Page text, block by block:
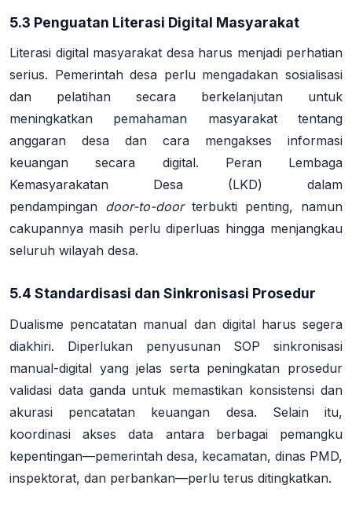
5.3 Penguatan Literasi Digital Masyarakat
Literasi digital masyarakat desa harus menjadi perhatian
serius. Pemerintah desa perlu mengadakan sosialisasi
dan pelatihan secara berkelanjutan untuk
meningkatkan pemahaman masyarakat tentang
anggaran desa dan cara mengakses informasi
keuangan secara digital. Peran Lembaga
Kemasyarakatan Desa (LKD) dalam
pendampingan door-to-doorterbukti penting, namun
cakupannya masih perlu diperluas hingga menjangkau
seluruh wilayah desa.
5.4 Standardisasi dan Sinkronisasi Prosedur
Dualisme pencatatan manual dan digital harus segera
diakhiri. Diperlukan penyusunan SOP sinkronisasi
manual-digital yang jelas serta peningkatan prosedur
validasi data ganda untuk memastikan konsistensi dan
akurasi pencatatan keuangan desa. Selain itu,
koordinasi akses data antara berbagai pemangku
kepentingan—pemerintah desa, kecamatan, dinas PMD,
inspektorat, dan perbankan—perlu terus ditingkatkan.